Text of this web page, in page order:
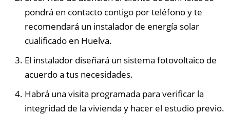
pondrá en contacto contigo por teléfono y te
recomendará un instalador de energía solar
cualificado en Huelva.
El instalador diseñará un sistema fotovoltaico de
acuerdo a tus necesidades.
Habrá una visita programada para verificar la
integridad de la vivienda y hacer el estudio previo.